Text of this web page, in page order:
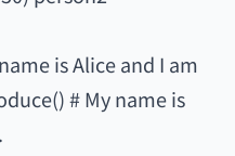
is Alice and I am
# My name is